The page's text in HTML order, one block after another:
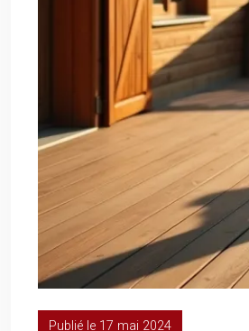
Publié le 17 mai 2024